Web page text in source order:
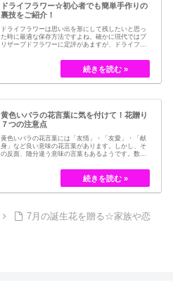
ドライフラワー☆初心者でも簡単手作りの
裏技をご紹介！
ドライフラワーは思い出を形にして残したいと思っ
た時に最適な保存方法ですよね。確かに現代ではブ
リザーブドフラワーに定評があますが、ドライフラ
とつです。結婚式のブーケなどに使われた花など、
今では押し花のサービスが有名ですが、昔はドライ
フラワーでも保存されてきました。30代以降の…
黄色いバラの花言葉に気を付けて！花贈り
７つの注意点
黄色いバラの花言葉には「友情」・「友愛」・「献
身」など良い意味の花言葉があります。しかし、そ
の反面、随分違う意味の言葉もあるようです。数多
ローズである「ハイブリット・ティー」の中には、
黄色のバラというのは、存在していませんでした。
しかし、フランスの園芸家ジョセフ・ペルネ＝デ…
7月の誕生花を贈る☆家族や恋